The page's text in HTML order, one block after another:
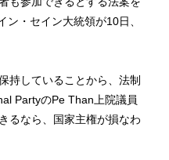
・セイン大統領が10日、
持していることから、法制
PartyのPe Than上院議員
るなら、国家主権が損なわ